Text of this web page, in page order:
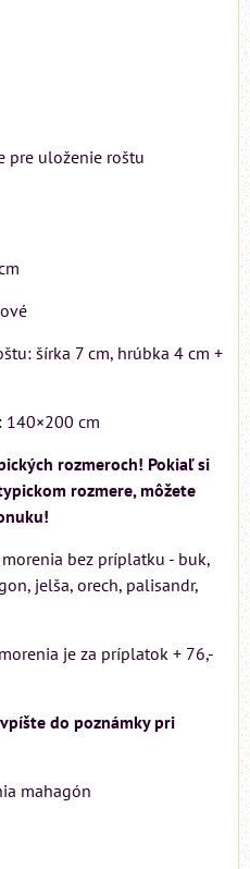
pre uloženie roštu
šírka 7 cm, hrúbka 4 cm +
140×200 cm
rozmeroch! Pokiaľ si
rozmere, môžete
bez príplatku - buk,
jelša, orech, palisandr,
je za príplatok + 76,-
do poznámky pri
mahagón